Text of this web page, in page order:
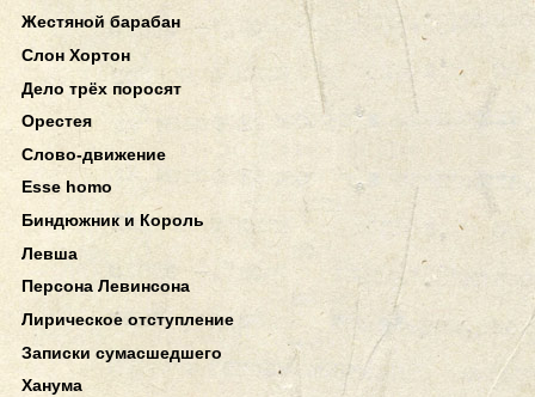
Жестяной барабан
Слон Хортон
Дело трёх поросят
Орестея
Слово-движение
Esse homo
Биндюжник и Король
Левша
Персона Левинсона
Лирическое отступление
Записки сумасшедшего
Ханума